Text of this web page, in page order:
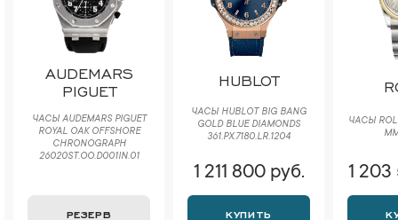
AUDEMARS
PIGUET
ЧАСЫ AUDEMARS PIGUET
ROYAL OAK OFFSHORE
CHRONOGRAPH
26020ST.OO.D001IN.01
РЕЗЕРВ
HUBLOT
ЧАСЫ HUBLOT BIG BANG
GOLD BLUE DIAMONDS
361.PX.7180.LR.1204
1 211 800 руб.
КУПИТЬ
ЧАСЫ
ММ
1